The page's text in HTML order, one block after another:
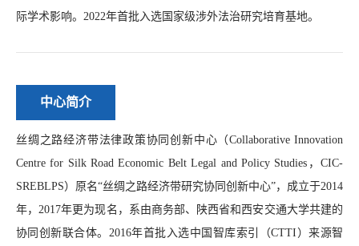
际学术影响。2022年首批入选国家级涉外法治研究培育基地。
中心简介
丝绸之路经济带法律政策协同创新中心（Collaborative Innovation
Centre for Silk Road Economic Belt Legal and Policy Studies，CIC-
SREBLPS）原名“丝绸之路经济带研究协同创新中心”，成立于2014
年，2017年更为现名，系由商务部、陕西省和西安交通大学共建的
协同创新联合体。2016年首批入选中国智库索引（CTTI）来源智